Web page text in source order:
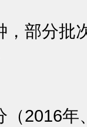
，部分批
（2016年